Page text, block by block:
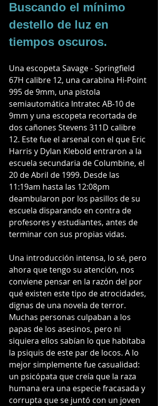
Buscando el mínimo
destello de luz en
tiempos oscuros.
Una escopeta Savage - Springfield
67H calibre 12, una carabina Hi-Point
995 de 9mm, una pistola
semiautomática Intratec AB-10 de
9mm y una escopeta recortada de
dos cañones Stevens 311D calibre
12. Este fue el arsenal con el que Eric
Harris y Dylan Klebold entraron a la
escuela secundaria de Columbine, el
20 de Abril de 1999. Desde las
11:19am hasta las 12:08pm
deambularon por los pasillos de su
escuela disparando en contra de
profesores y estudiantes, antes de
terminar con sus propias vidas.
Una introducción intensa, lo sé, pero
ahora que tengo su atención, nos
conviene pensar en la razón del por
qué existen este tipo de atrocidades,
dignas de una novela de terror.
Muchas personas culpaban a los
papas de los asesinos, pero ni
siquiera ellos sabían lo que habitaba
la psiquis de este par de locos. A lo
mejor simplemente fue casualidad:
un psicópata que creía que la raza
humana era una especie fracasada y
corrupta que se juntó con un joven